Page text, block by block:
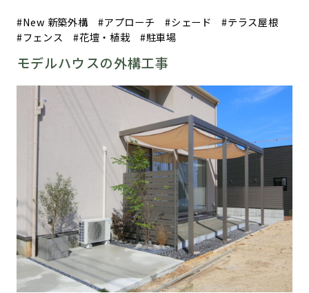
New 新築外構 アプローチ シェード
テラス屋根
フェンス
花壇・植栽 駐車場
モデルハウスの外構工事